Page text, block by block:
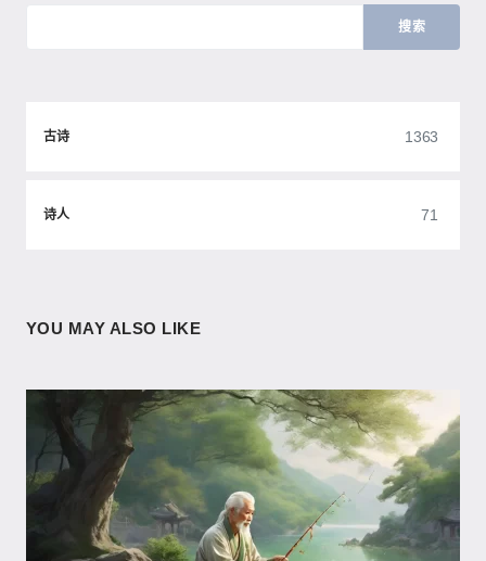
搜索
古诗 1363
诗人 71
YOU MAY ALSO LIKE